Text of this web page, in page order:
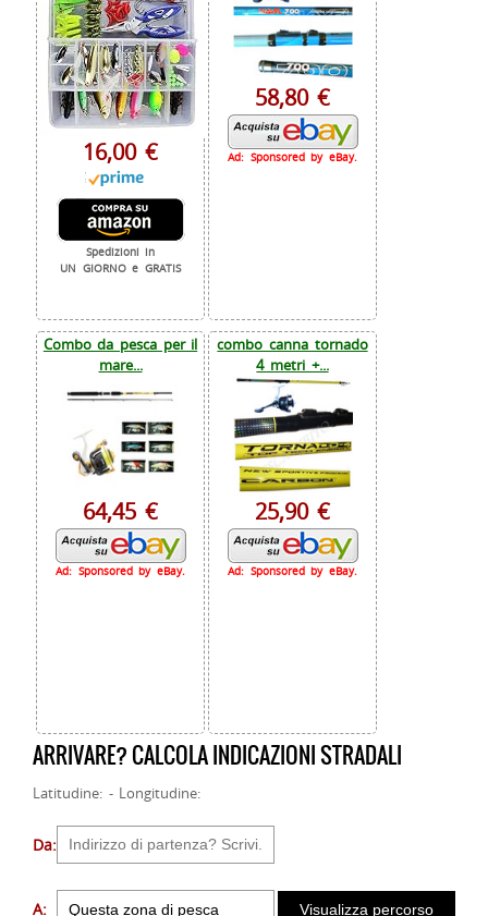
16,00 €
Spedizioni in
UN GIORNO e GRATIS
58,80 €
Ad: Sponsored by eBay.
Combo da pesca per il
mare...
64,45 €
Ad: Sponsored by eBay.
combo canna tornado
4 metri +...
25,90 €
Ad: Sponsored by eBay.
ARRIVARE? CALCOLA INDICAZIONI STRADALI
Latitudine: - Longitudine:
Da:
A: